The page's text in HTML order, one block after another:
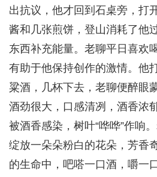
出抗议，他才回到石桌旁，打
酱和几张煎饼，登山消耗了他
东西补充能量。老聊平日喜欢
有助于他保持创作的激情。他
粱酒，几杯下去，老聊便醉眼
酒劲很大，口感清冽，酒香浓
被酒香感染，树叶“哗哗”作响
绽放一朵朵粉白的花朵，芳香
的生命中，吧嗒一口酒，嚼一